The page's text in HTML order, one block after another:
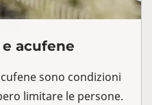
acufene
sono condizioni
limitare le persone.